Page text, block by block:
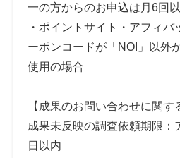
一の方からのお申込は月6回以
・ポイントサイト・アフィバ
ーポンコードが「NOI」以外
使用の場合
【成果のお問い合わせに関す
成果未反映の調査依頼期限：
日以内